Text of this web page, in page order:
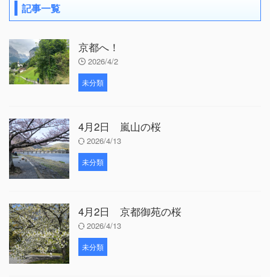
記事一覧
京都へ！
2026/4/2
未分類
4月2日 嵐山の桜
2026/4/13
未分類
4月2日 京都御苑の桜
2026/4/13
未分類